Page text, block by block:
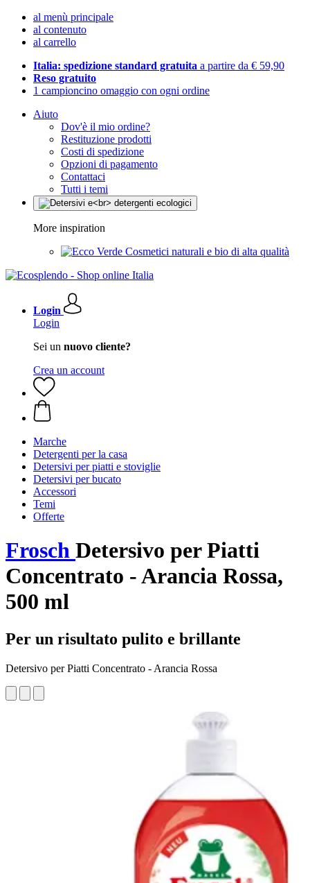
al menù principale
al contenuto
al carrello
Italia: spedizione standard gratuita a partire da € 59,90
Reso gratuito
1 campioncino omaggio con ogni ordine
Aiuto
Dov'è il mio ordine?
Restituzione prodotti
Costi di spedizione
Opzioni di pagamento
Contattaci
Tutti i temi
More inspiration
Cosmetici naturali e bio di alta qualità
Login
Login
Sei un nuovo cliente?
Crea un account
Marche
Detergenti per la casa
Detersivi per piatti e stoviglie
Detersivi per bucato
Accessori
Temi
Offerte
Frosch Detersivo per Piatti
Concentrato - Arancia Rossa,
500 ml
Per un risultato pulito e brillante
Detersivo per Piatti Concentrato - Arancia Rossa